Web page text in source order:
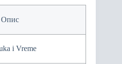
Опис
i Vreme